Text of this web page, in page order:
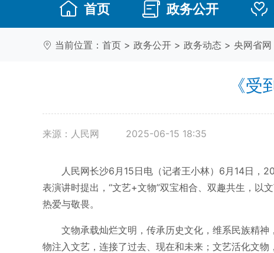
首页 政务公开
当前位置： 首页 > 政务公开 > 政务动态 > 央网省网
《
来源：人民网 2025-06-15 18:35
人民网长沙6月15日电（记者王小林）6月14日，
表演讲时提出，“文艺+文物”双宝相合、双趣共生，以
热爱与敬畏。
文物承载灿烂文明，传承历史文化，维系民族精
物注入文艺，连接了过去、现在和未来；文艺活化文物